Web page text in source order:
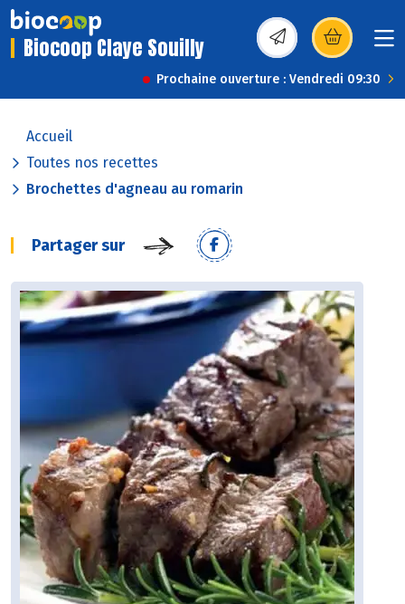
Biocoop Claye Souilly (s’ouvre dans une
Prochaine ouverture : Vendredi 09:30
Accueil
Toutes nos recettes
Brochettes d'agneau au romarin
Partager sur